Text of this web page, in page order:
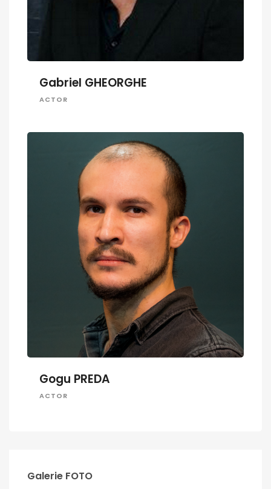
Gabriel GHEORGHE
ACTOR
Gogu PREDA
ACTOR
Galerie FOTO